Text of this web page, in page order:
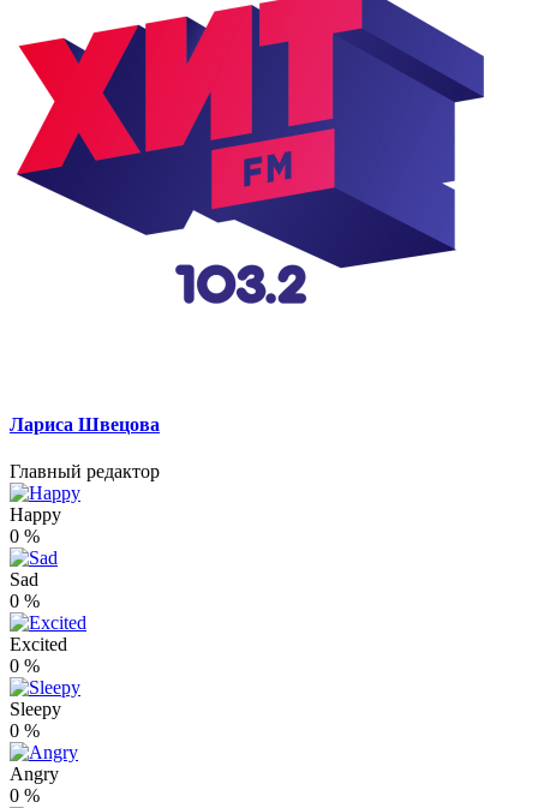
Лариса Швецова
Главный редактор
Happy
0 %
Sad
0 %
Excited
0 %
Sleepy
0 %
Angry
0 %